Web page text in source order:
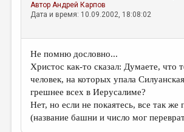
АвторАндрей Карпов
Дата и время: 10.09.2002, 18:08:02
Не помню дословно...
Христос как-то сказал: Думаете, что
человек, на которых упала
грешнее всех в Иерусалиме?
Нет, но если не покаятесь, все так же
(название башни и число мог